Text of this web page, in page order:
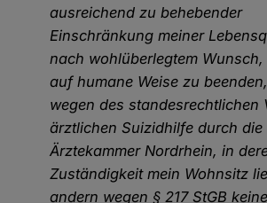
ausreichend zu behebender
Einschränkung meiner
nach wohlüberlegtem Wunsch,
auf humane Weise zu
wegen des standesrechtlichen
ärztlichen Suizidhilfe durch die
Ärztekammer Nordrhein, in
Zuständigkeit mein Wohnsitz
andern wegen § 217 StGB